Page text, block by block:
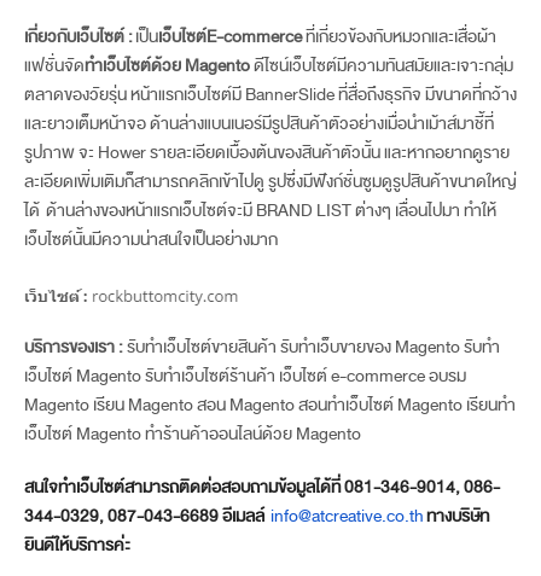
เกี่ยวกับเว็บไซต์ :เป็นเว็บไซต์E-commerceที่เกี่ยวข้องกับหมวกและเสื่อผ้า
แฟชั่นจัดทำเว็บไซต์ด้วย Magentoดีไซน์เว็บไซต์มีความทันสมัยและเจาะกลุ่ม
ตลาดของวัยรุ่น หน้าแรกเว็บไซต์มี BannerSlide ที่สื่อถึงธุรกิจ มีขนาดที่กว้าง
และยาวเต็มหน้าจอ ด้านล่างแบนเนอร์มีรูปสินค้าตัวอย่างเมื่อนำเม้าส์มาชี้ที่
รูปภาพ จะ Hower รายละเอียดเบื้องต้นของสินค้าตัวนั้น และหากอยากดูราย
ละเอียดเพิ่มเติมก็สามารถคลิกเข้าไปดู รูปซึ่งมีฟังก์ชั่นซูมดูรูปสินค้าขนาดใหญ่
ได้ ด้านล่างของหน้าแรกเว็บไซต์จะมี BRAND LIST ต่างๆ เลื่อนไปมา ทำให้
เว็บไซต์นั้นมีความน่าสนใจเป็นอย่างมาก
บริการของเรา :รับทำเว็บไซต์ขายสินค้ารับทำเว็บขายของ Magentoรับทำ
เว็บไซต์ Magentoรับทำเว็บไซต์ร้านค้า เว็บไซต์ e-commerceอบรม
Magentoเรียน Magentoสอน Magentoสอนทำเว็บไซต์ Magentoเรียนทำ
เว็บไซต์ Magentoทำร้านค้าออนไลน์ด้วย Magento
สนใจทำเว็บไซต์สามารถติดต่อสอบถามข้อมูลได้ที่ 081-346-9014, 086-
344-0329, 087-043-6689 อีเมลล์ info@atcreative.co.thทางบริษัท
ยินดีให้บริการค่ะ